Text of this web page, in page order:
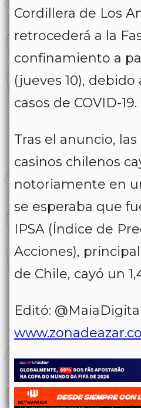
Cordillera de Los
retrocederá a la
confinamiento a
(jueves 10),
casos de COVID-19.
Tras el anuncio,
casinos chilenos
notoriamente en
se esperaba que
IPSA (Índice de
Acciones),
de Chile, cayó un
Editó: @MaiaDigital